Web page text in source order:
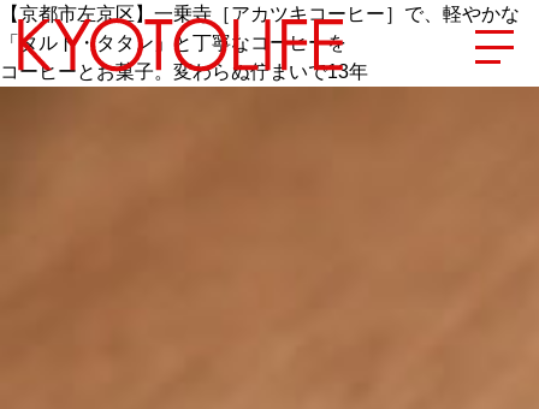
【京都市左京区】一乗寺［アカツキコーヒー］で、軽やかな
「タルト・タタン」と丁寧なコーヒーを
コーヒーとお菓子。変わらぬ佇まいで13年